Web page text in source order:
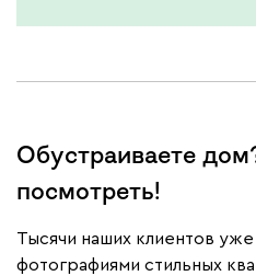
Обустраиваете
посмотреть!
Тысячи наших клиентов
фотографиями стильных